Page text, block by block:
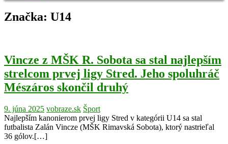
Značka: U14
Vincze z MŠK R. Sobota sa stal najlepším
strelcom prvej ligy Stred. Jeho spoluhráč
Mészáros skončil druhý
9. júna 2025 vobraze.sk Šport
Najlepším kanonierom prvej ligy Stred v kategórii U14 sa stal
futbalista Zalán Vincze (MŠK Rimavská Sobota), ktorý nastrieľal
36 gólov.[…]